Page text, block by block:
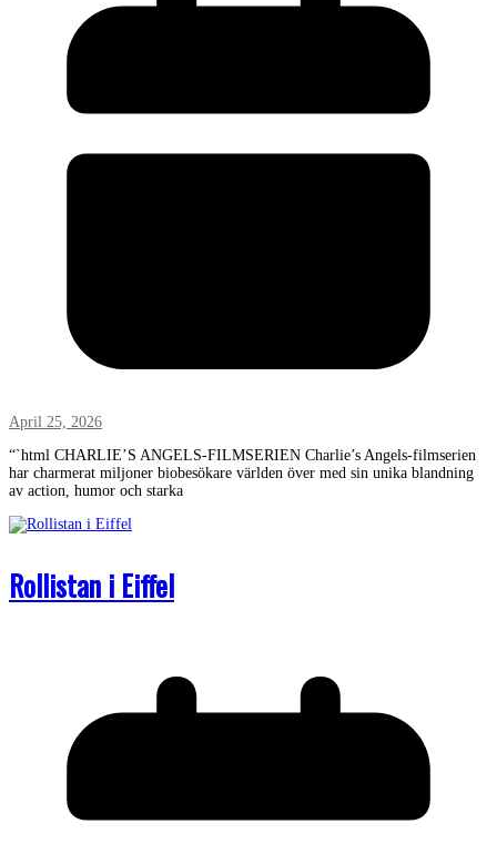
April 25, 2026
“`html CHARLIE’S ANGELS-FILMSERIEN Charlie’s Angels-filmserien
har charmerat miljoner biobesökare världen över med sin unika blandning
av action, humor och starka
Rollistan i Eiffel